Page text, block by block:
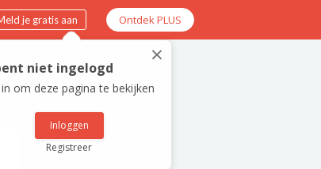
je gratis aan Ontdek PLUS
×
niet ingelogd
om deze pagina te bekijken
Inloggen
Registreer